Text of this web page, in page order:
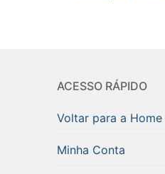
ACESSO RÁPIDO
Voltar para a Home
Minha Conta